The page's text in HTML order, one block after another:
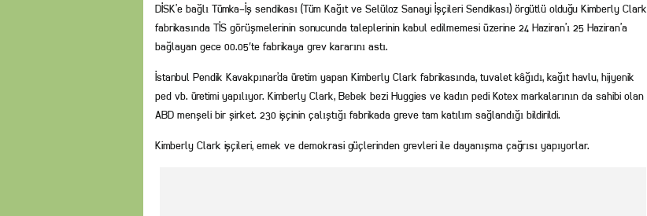
DİSK’e bağlı Tümka-İş sendikası (Tüm Kağıt ve Selüloz Sanayi İşçileri Sendikası) örgütlü olduğu Kimberly Clark
fabrikasında TİS görüşmelerinin sonucunda taleplerinin kabul edilmemesi üzerine 24 Haziran’ı 25 Haziran’a
bağlayan gece 00.05′te fabrikaya grev kararını astı.
İstanbul Pendik Kavakpınar’da üretim yapan Kimberly Clark fabrikasında, tuvalet kâğıdı, kağıt havlu, hijyenik
ped vb. üretimi yapılıyor. Kimberly Clark, Bebek bezi Huggies ve kadın pedi Kotex markalarının da sahibi olan
ABD menşeli bir şirket. 230 işçinin çalıştığı fabrikada greve tam katılım sağlandığı bildirildi.
Kimberly Clark işçileri, emek ve demokrasi güçlerinden grevleri ile dayanışma çağrısı yapıyorlar.